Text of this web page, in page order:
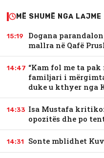
MË SHUMË NGA LAJME
15:19
Dogana
mallra në Qafë
14:47 “Kam fol me ta
familjari i
duke u kthyer nga
14:33 Isa Mustafa
opozitës dhe po
14:31 Sonte mblidhet